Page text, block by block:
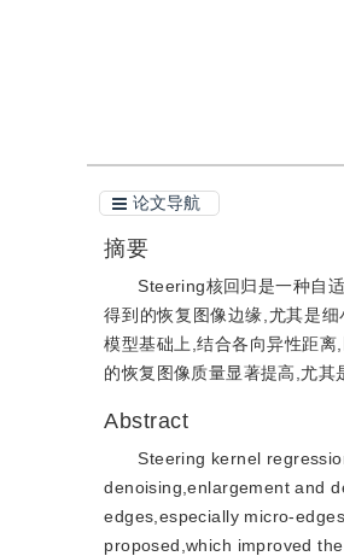
论文导航
摘要
Steering核回归是一种自
得到的恢复图像边缘,尤其是
模型基础上,结合各向异性距
的恢复图像质量显著提高,尤其
Abstract
Steering kernel
denoising,enlargement and
edges,especially micro-
proposed,which improved